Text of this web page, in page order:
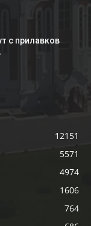
с прилавков
12151
5571
4974
1606
764